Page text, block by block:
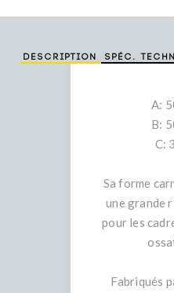
Description Spéc.
A:
B:
C:
Sa forme
une grande
pour les
Fabriqués